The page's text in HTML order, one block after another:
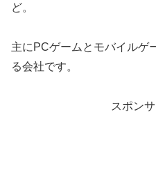
ど。
主にPCゲームとモバイルゲ
る会社です。
スポン